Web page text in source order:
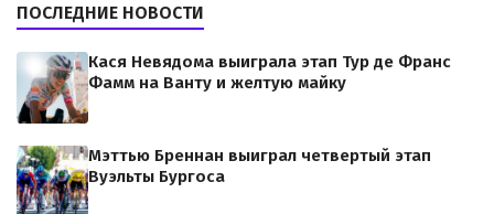
ПОСЛЕДНИЕ НОВОСТИ
Кася Невядома выиграла этап Тур де Франс
Фамм на Ванту и желтую майку
Мэттью Бреннан выиграл четвертый этап
Вуэльты Бургоса